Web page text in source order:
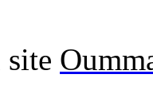
site